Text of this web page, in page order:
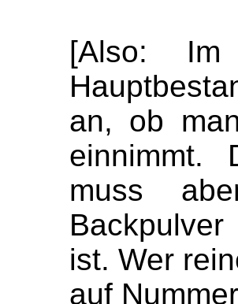
[Also:
an, ob
einnimmt.
muss
ist. Wer
auf